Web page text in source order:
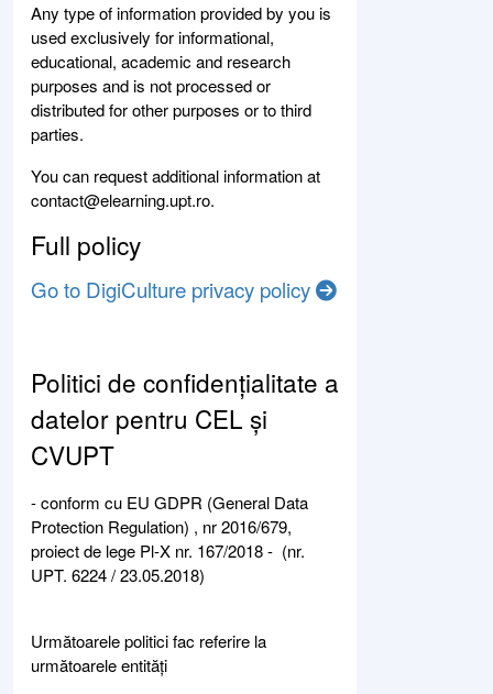
Any type of information provided by you is
used exclusively for informational,
educational, academic and research
purposes and is not processed or
distributed for other purposes or to third
parties.
You can request additional information at
contact@elearning.upt.ro.
Full policy
Go to DigiCulture privacy policy
Politici de confidențialitate a
datelor pentru CEL și
CVUPT
- conform cu EU GDPR (General Data
Protection Regulation) , nr 2016/679,
proiect de lege Pl-X nr. 167/2018 - (nr.
UPT. 6224 / 23.05.2018)
Următoarele politici fac referire la
următoarele entități